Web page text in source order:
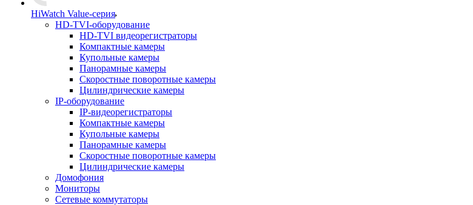
HiWatch Value-серия
HD-TVI-оборудование
HD-TVI видеорегистраторы
Компактные камеры
Купольные камеры
Панорамные камеры
Скоростные поворотные камеры
Цилиндрические камеры
IP-оборудование
IP-видеорегистраторы
Компактные камеры
Купольные камеры
Панорамные камеры
Скоростные поворотные камеры
Цилиндрические камеры
Домофония
Мониторы
Сетевые коммутаторы